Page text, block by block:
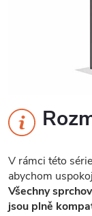
V rámci této
abychom
Všechny
jsou plně